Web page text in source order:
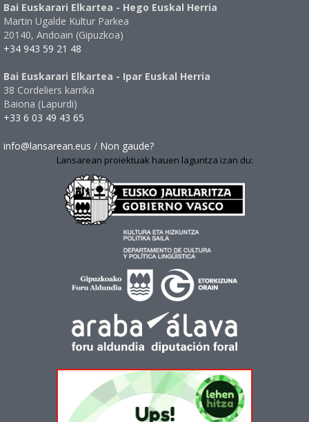
Bai Euskarari Elkartea - Hego Euskal Herria
Martin Ugalde Kultur Parkea
20140, Andoain (Gipuzkoa)
+34 943 59 21 48
Bai Euskarari Elkartea - Ipar Euskal Herria
38 Cordeliers karrika
Baiona (Lapurdi)
+33 6 03 49 43 65
info@lansarean.eus / Non gaude?
Lansarean proiektuak hauen laguntza izan du: